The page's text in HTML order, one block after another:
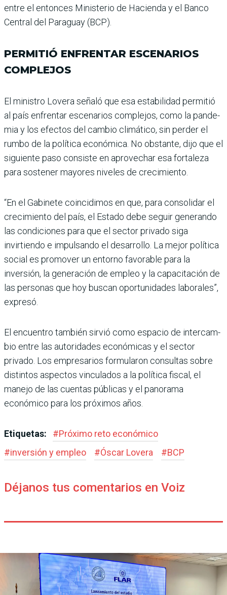
entre el entonces Ministerio de Hacienda y el Banco
Central del Paraguay (BCP).
PERMITIÓ ENFRENTAR ESCENARIOS
COMPLEJOS
El ministro Lovera señaló que esa estabilidad permitió
al país enfrentar escenarios complejos, como la pande­
mia y los efectos del cam­bio climático, sin perder el
rumbo de la política econó­mica. No obstante, dijo que el
siguiente paso consiste en aprovechar esa fortaleza
para sostener mayores nive­les de crecimiento.
“En el Gabinete coincidimos en que, para consolidar el
cre­cimiento del país, el Estado debe seguir generando
las condiciones para que el sec­tor privado siga
invirtiendo e impulsando el desarrollo. La mejor política
social es promo­ver un entorno favorable para la
inversión, la generación de empleo y la capacitación de
las personas que hoy buscan opor­tunidades laborales”,
expresó.
El encuentro también sirvió como espacio de intercam­
bio entre las autoridades eco­nómicas y el sector
privado. Los empresarios formula­ron consultas sobre
distin­tos aspectos vinculados a la política fiscal, el
manejo de las cuentas públicas y el panorama
económico para los próximos años.
Etiquetas: #Próximo reto económico
#inversión y empleo #Óscar Lovera #BCP
Déjanos tus comentarios en Voiz